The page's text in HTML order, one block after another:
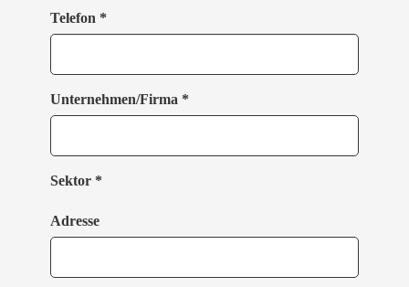
Telefon *
Unternehmen/Firma *
Sektor *
Adresse